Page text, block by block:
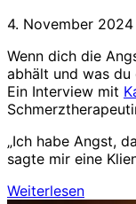
4. November 2024
Wenn dich die
abhält und was du
Ein Interview mit
„Ich habe Angst,
sagte mir eine
Weiterlesen